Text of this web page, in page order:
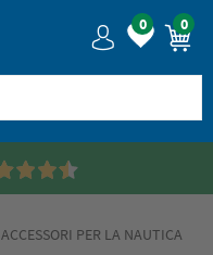
0 0
ACCESSORI PER LA NAUTICA